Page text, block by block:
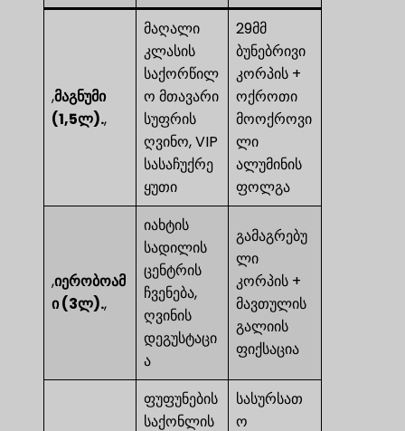
,მაგნუმი
(1,5ლ).,
მაღალი
კლასის
საქორწილ
ო მთავარი
სუფრის
ღვინო, VIP
სასაჩუქრე
ყუთი
29მმ
ბუნებრივი
კორპის +
ოქროთი
მოოქროვი
ლი
ალუმინის
ფოლგა
,იერობოამ
ი (3ლ).,
იახტის
სადილის
ცენტრის
ჩვენება,
ღვინის
დეგუსტაცი
ა
გამაგრებუ
ლი
კორპის +
მავთულის
გალიის
ფიქსაცია
ფუფუნების
საქონლის
სასურსათ
ო